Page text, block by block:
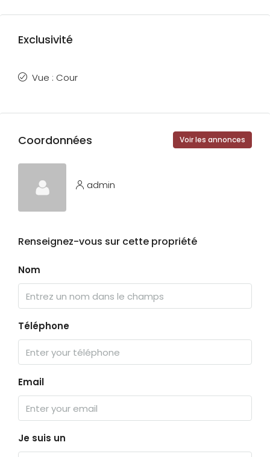
Exclusivité
Vue : Cour
Coordonnées Voir les annonces
admin
Renseignez-vous sur cette propriété
Nom
Téléphone
Email
Je suis un